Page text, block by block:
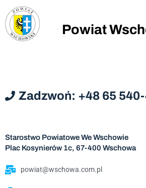
Powiat
Zadzwoń: +48 65
Starostwo Powiatowe We Wschowie
Plac Kosynierów 1c, 67-400 Wschowa
powiat@wschowa.com.pl